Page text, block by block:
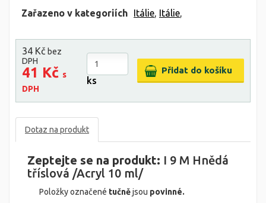
Zařazeno v kategoriích Itálie, Itálie,
34 Kč bez
DPH
41 Kč s
DPH
ks
Dotaz na produkt
Zeptejte se na produkt: I 9 M Hnědá
tříslová /Acryl 10 ml/
Položky označené tučnějsou povinné.